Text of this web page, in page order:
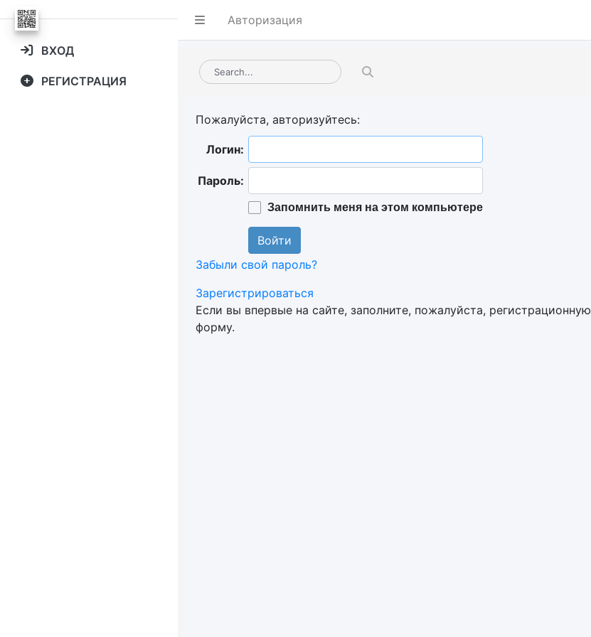
Авторизация
ВХОД
РЕГИСТРАЦИЯ
Пожалуйста, авторизуйтесь:
Логин:
Пароль:
Запомнить меня на этом компьютере
Забыли свой пароль?
Зарегистрироваться
Если вы впервые на сайте, заполните, пожалуйста, регистрационную
форму.